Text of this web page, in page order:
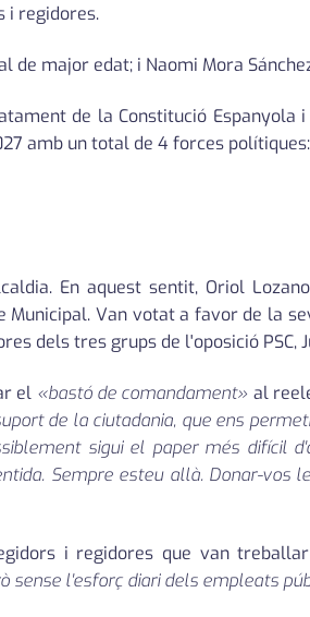
i regidores.
de major edat; i Naomi Mora
de la Constitució Espanyola
un total de 4 forces polítiques:
En aquest sentit, Oriol
Van votat a favor de la
dels tres grups de l'oposició PSC,
el «bastó de comandament» al
de la ciutadania, que ens
sigui el paper més difícil
Sempre esteu allà. Donar-vos
i regidores que van
l'esforç diari dels empleats